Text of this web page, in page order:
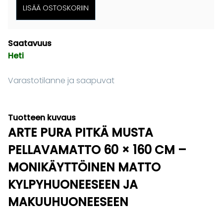
Saatavuus
Heti
Varastotilanne ja saapuvat
Tuotteen kuvaus
ARTE PURA PITKÄ MUSTA
PELLAVAMATTO 60 × 160 CM –
MONIKÄYTTÖINEN MATTO
KYLPYHUONEESEEN JA
MAKUUHUONEESEEN